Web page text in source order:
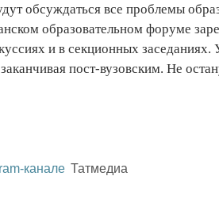
обсуждаться все проблемы
образовательном форуме
и в секционных заседаниях.
пост-вузовским. Не
канале Татмедиа